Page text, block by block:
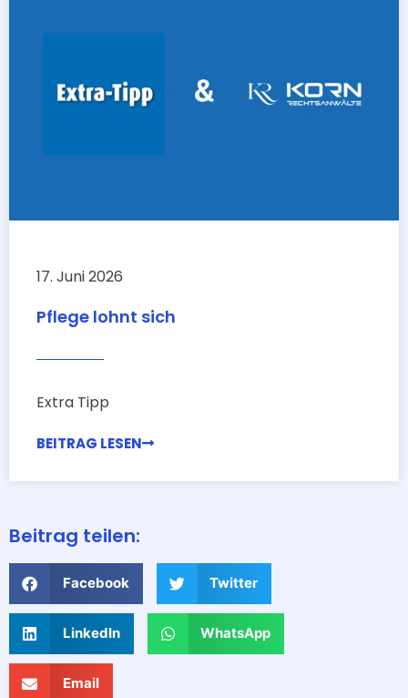
17. Juni 2026
Pflege lohnt sich
Extra Tipp
BEITRAG LESEN
Beitrag teilen:
Facebook Twitter
LinkedIn WhatsApp
Email